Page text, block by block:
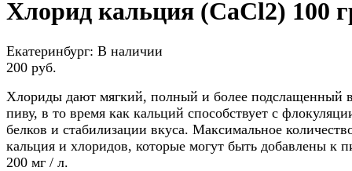
Хлорид кальция (CaCl2) 100
Екатеринбург: В наличии
200 руб.
Хлориды дают мягкий, полный и более подслащенный
пиву, в то время как кальций способствует с
белков и стабилизации вкуса. Максимальное
кальция и хлоридов, которые могут быть добавлены к
200 мг / л.